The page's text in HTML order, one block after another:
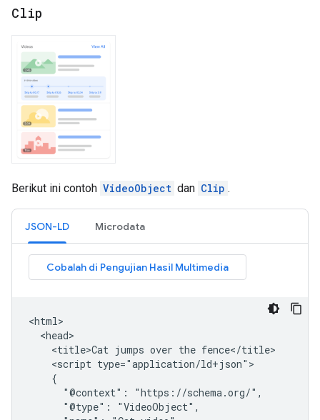
Clip
Berikut ini contoh VideoObject dan Clip .
JSON-LD Microdata
<html>
  <head>
    <title>Cat jumps over the fence</title>
    <script type="application/ld+json">
    {
      "@context": "https://schema.org/",
      "@type": "VideoObject",